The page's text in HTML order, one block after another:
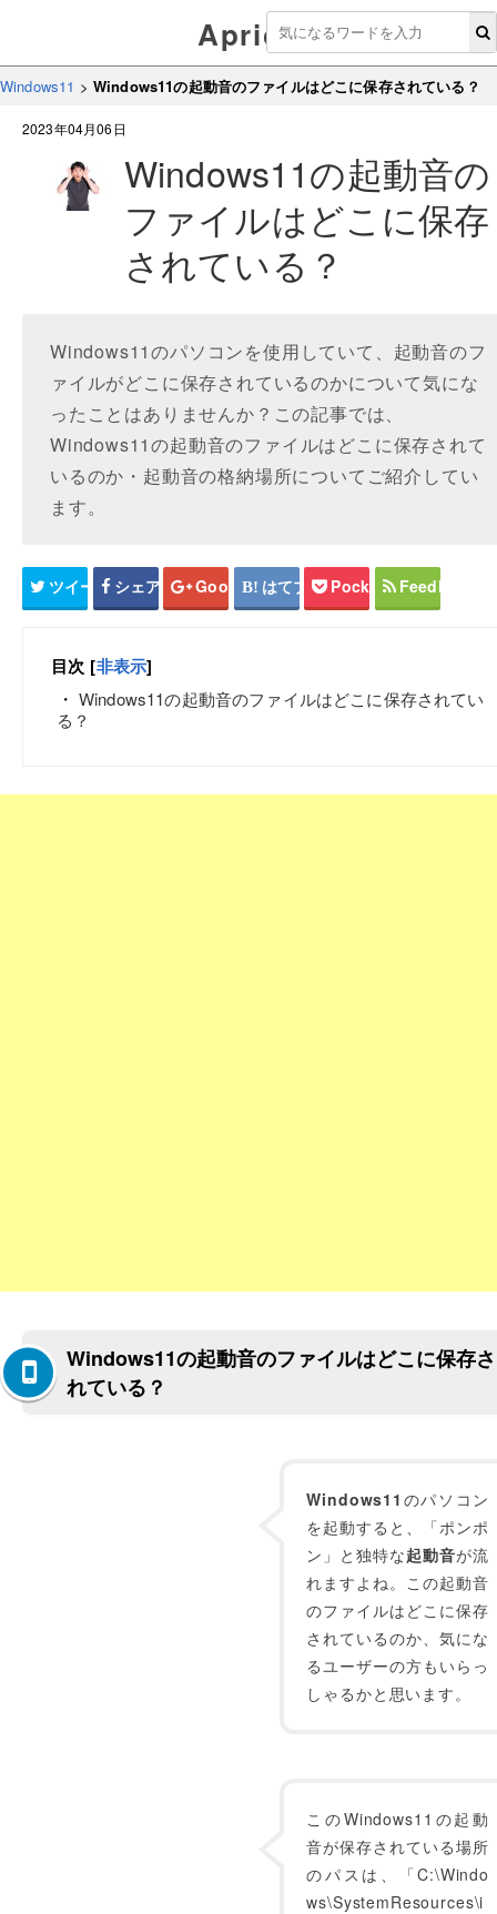
Aprico
Windows11 > Windows11の起動音のファイルはどこに保存されている？
2023年04月06日
Windows11の起動音の
ファイルはどこに保存
されている？
Windows11のパソコンを使用していて、起動音のフ
ァイルがどこに保存されているのかについて気にな
ったことはありませんか？この記事では、
Windows11の起動音のファイルはどこに保存されて
いるのか・起動音の格納場所についてご紹介してい
ます。
ツイート シェア Google+ はてブ Pocket Feedly
目次 [非表示]
Windows11の起動音のファイルはどこに保存されてい
る？
Windows11の起動音のファイルはどこに保存さ
れている？
Windows11 のパソコン
を起動すると、「ポンポ
ン」と独特な起動音が流
れますよね。この起動音
のファイルはどこに保存
されているのか、気にな
るユーザーの方もいらっ
しゃるかと思います。
このWindows11の起動
音が保存されている場所
のパスは、「C:\Windo
ws\SystemResources\i